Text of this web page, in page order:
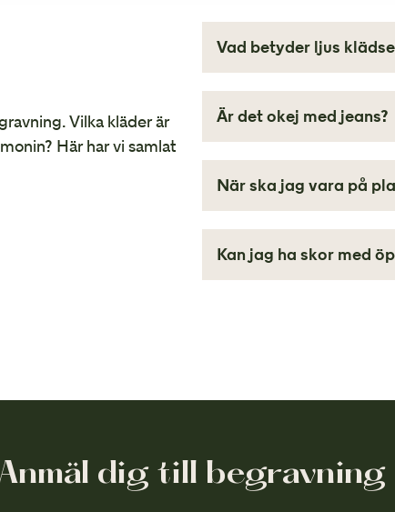
Vilka kläder är
Här har vi samlat
Vad betyder ljus
klädseln är valfri, och att
färger. För de allra flesta
Är det okej med jeans?
och välvårdade jeans kan
familjen klär sig så. För att
När ska jag vara på
hinner du i god tid slå dig
Kan jag ha skor med
Anmäl dig till begravning